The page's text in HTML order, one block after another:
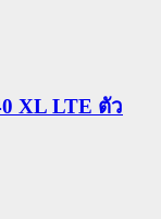
XL LTE ตัว